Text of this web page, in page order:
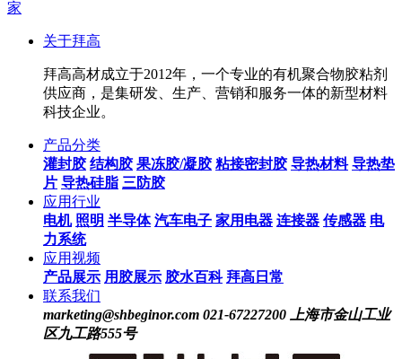
家
关于拜高
拜高高材成立于2012年，一个专业的有机聚合物胶粘剂
供应商，是集研发、生产、营销和服务一体的新型材料
科技企业。
产品分类
灌封胶 结构胶 果冻胶/凝胶 粘接密封胶 导热材料 导热垫
片 导热硅脂 三防胶
应用行业
电机 照明 半导体 汽车电子 家用电器 连接器 传感器 电
力系统
应用视频
产品展示 用胶展示 胶水百科 拜高日常
联系我们
marketing@shbeginor.com 021-67227200
上海市金山工业
区九工路555号